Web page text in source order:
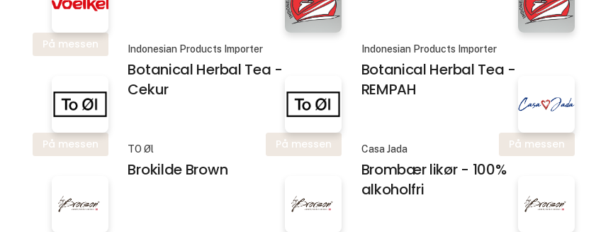
På messen Indonesian Products Importer
Botanical Herbal Tea -
Cekur
Indonesian Products Importer
Botanical Herbal Tea -
REMPAH
På messen På messen
TO Øl
Brokilde Brown
På messen
Casa Jada
Brombær likør - 100%
alkoholfri